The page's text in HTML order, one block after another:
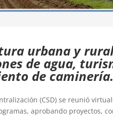
urbana y
de agua,
de caminería.
(CSD) se reunió
aprobando proyectos,